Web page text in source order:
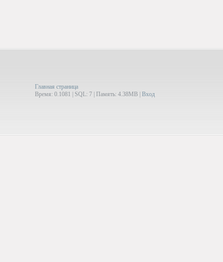
Главная страница
Время: 0.1081 | SQL: 7 | Память: 4.38MB Вход